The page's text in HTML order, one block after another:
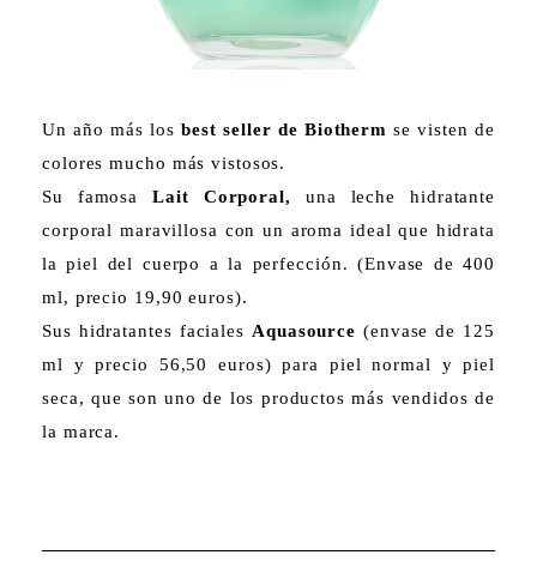
Un año más los best seller de Biothermse visten de
colores mucho más vistosos.
Su famosa
Lait Corporal,
una leche hidratante
corporal maravillosa con un aroma ideal que hidrata
la piel del cuerpo a la perfección. (Envase de 400
ml, precio 19,90 euros).
Sus hidratantes faciales Aquasource (envase de 125
ml y precio 56,50 euros) para piel normal y piel
seca, que son uno de los productos más vendidos de
la marca.